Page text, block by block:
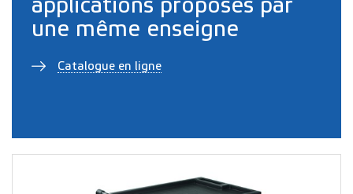
applications proposés par
une même enseigne
Catalogue en ligne